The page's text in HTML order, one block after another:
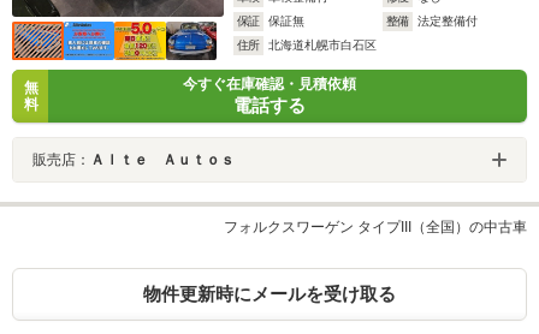
保証
保証無 整備
法定整備付
住所
北海道札幌市白石区
無
料
今すぐ在庫確認・見積依頼
電話する
販売店： Ａｌｔｅ Ａｕｔｏｓ
フォルクスワーゲン タイプIII（全国）の中古車
物件更新時にメールを受け取る